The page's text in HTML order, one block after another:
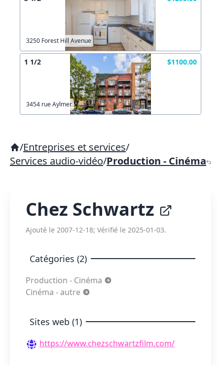
3250 Forest Hill Avenue
1 1/2 $1100.00
3454 rue Aylmer
/Entreprises et services/
Services audio-vidéo/Production - Cinéma
Chez Schwartz
Ajouté le 2007-12-18; Vérifié le 2025-01-03.
Catégories (2)
Production - Cinéma
Cinéma - autre
Sites web (1)
https://www.chezschwartzfilm.com/